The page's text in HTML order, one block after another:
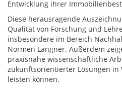
Entwicklung ihrer
Diese herausragende
Qualität von Forschung und
insbesondere im Bereich
Normen Langner. Außerdem
praxisnahe wissenschaftliche
zukunftsorientierter Lösungen in
leisten können.